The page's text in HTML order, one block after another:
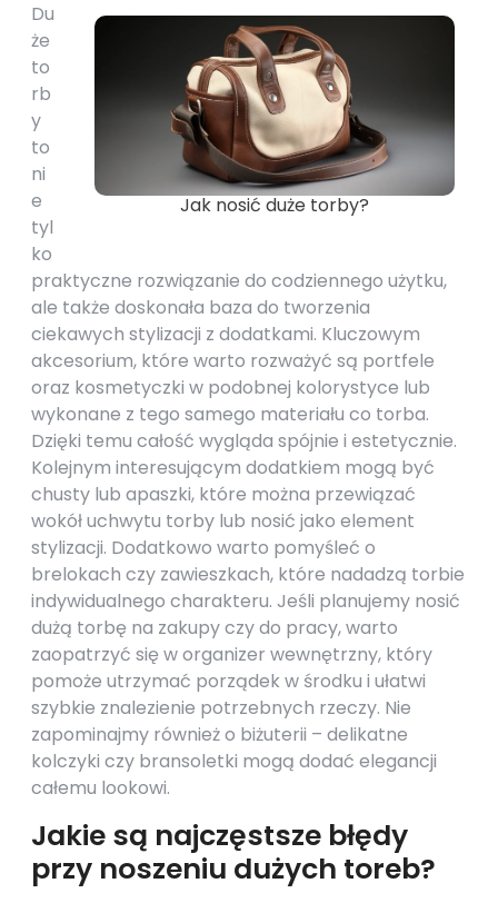
Jak nosić duże torby?
Du
że
to
rb
y
to
ni
e
tyl
ko
praktyczne rozwiązanie do codziennego użytku,
ale także doskonała baza do tworzenia
ciekawych stylizacji z dodatkami. Kluczowym
akcesorium, które warto rozważyć są portfele
oraz kosmetyczki w podobnej kolorystyce lub
wykonane z tego samego materiału co torba.
Dzięki temu całość wygląda spójnie i estetycznie.
Kolejnym interesującym dodatkiem mogą być
chusty lub apaszki, które można przewiązać
wokół uchwytu torby lub nosić jako element
stylizacji. Dodatkowo warto pomyśleć o
brelokach czy zawieszkach, które nadadzą torbie
indywidualnego charakteru. Jeśli planujemy nosić
dużą torbę na zakupy czy do pracy, warto
zaopatrzyć się w organizer wewnętrzny, który
pomoże utrzymać porządek w środku i ułatwi
szybkie znalezienie potrzebnych rzeczy. Nie
zapominajmy również o biżuterii – delikatne
kolczyki czy bransoletki mogą dodać elegancji
całemu lookowi.
Jakie są najczęstsze błędy
przy noszeniu dużych toreb?